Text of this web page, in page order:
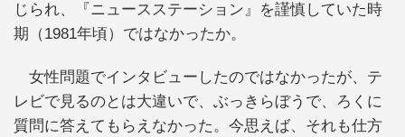
じられ、『ニュースステーション』を謹慎していた時
期（1981年頃）ではなかったか。
女性問題でインタビューしたのではなかったが、テ
レビで見るのとは大違いで、ぶっきらぼうで、ろくに
質問に答えてもらえなかった。今思えば、それも仕方